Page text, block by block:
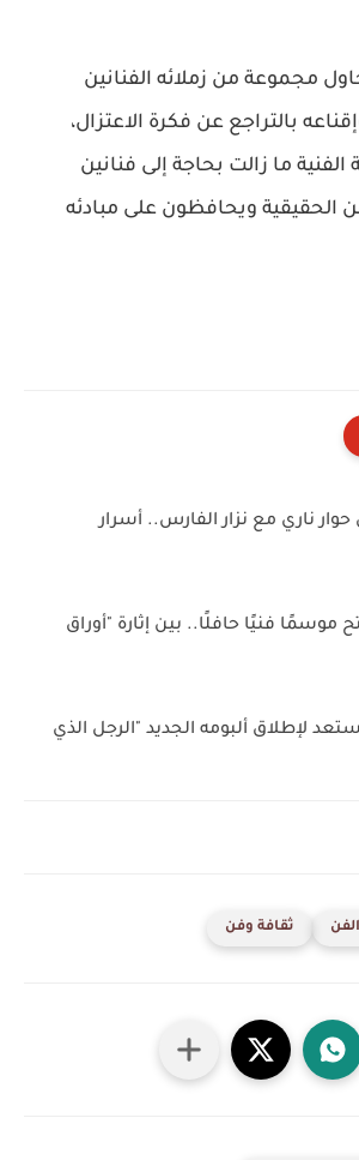
مجموعة من زملائه الفنانين
بالتراجع عن فكرة الاعتزال،
ما زالت بحاجة إلى فنانين
الحقيقية ويحافظون على مبادئه
حوار ناري مع نزار الفارس.. أسرار
موسمًا فنيًا حافلًا.. بين إثارة "أوراق
لإطلاق ألبومه الجديد "الرجل الذي
ثقافة وفن